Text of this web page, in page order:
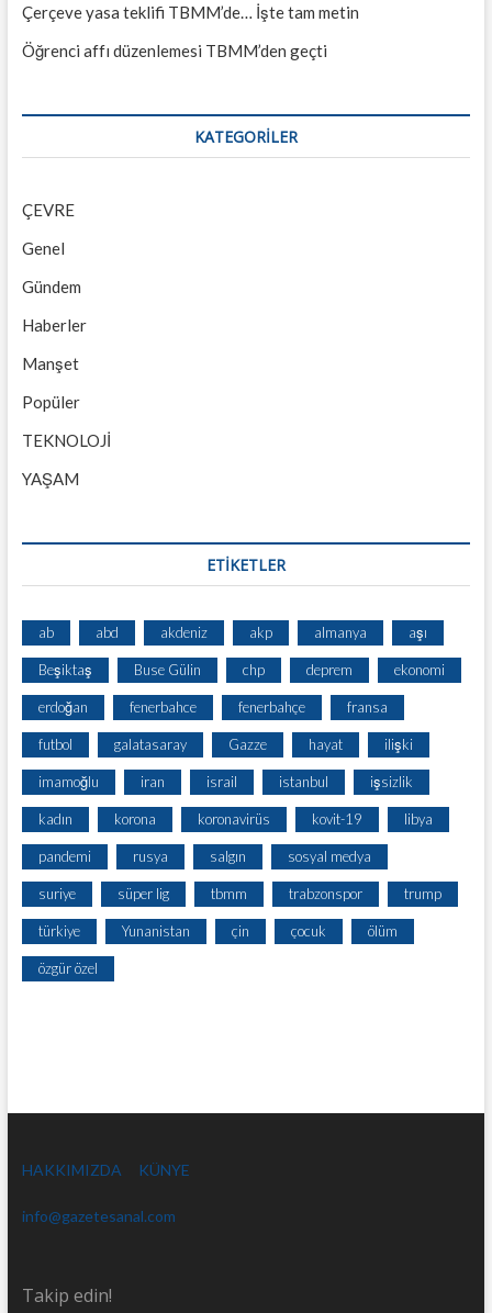
Çerçeve yasa teklifi TBMM’de… İşte tam metin
Öğrenci affı düzenlemesi TBMM’den geçti
KATEGORILER
ÇEVRE
Genel
Gündem
Haberler
Manşet
Popüler
TEKNOLOJİ
YAŞAM
ETİKETLER
ab abd akdeniz akp almanya aşı
Beşiktaş Buse Gülin chp deprem ekonomi
erdoğan fenerbahce fenerbahçe fransa
futbol galatasaray Gazze hayat ilişki
imamoğlu iran israil istanbul işsizlik
kadın korona koronavirüs kovit-19 libya
pandemi rusya salgın sosyal medya
suriye süper lig tbmm trabzonspor trump
türkiye Yunanistan çin çocuk ölüm
özgür özel
HAKKIMIZDA KÜNYE
info@gazetesanal.com
Takip edin!